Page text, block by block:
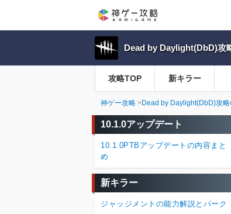
Dead by Daylight(DbD)攻
攻略TOP 新キラー
神ゲー攻略 Dead by Daylight(DbD)攻
10.1.0アップデート
10.1.0PTBアップデートの内容まと
め
新キラー
ジャッジメントの能力解説とパーク